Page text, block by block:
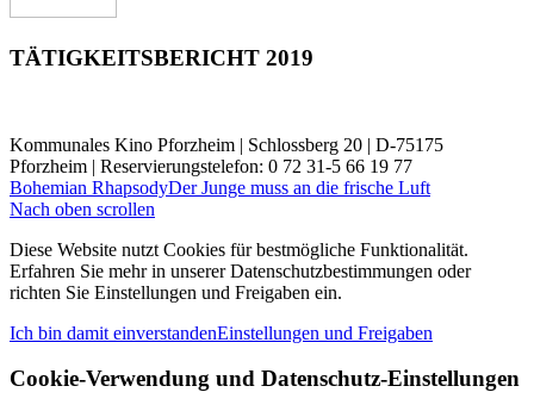
TÄTIGKEITSBERICHT 2019
Kommunales Kino Pforzheim | Schlossberg 20 | D-75175
Pforzheim | Reservierungstelefon: 0 72 31-5 66 19 77
Bohemian RhapsodyDer Junge muss an die frische Luft
Nach oben scrollen
Diese Website nutzt Cookies für bestmögliche Funktionalität.
Erfahren Sie mehr in unserer Datenschutzbestimmungen oder
richten Sie Einstellungen und Freigaben ein.
Ich bin damit einverstandenEinstellungen und Freigaben
Cookie-Verwendung und Datenschutz-Einstellungen